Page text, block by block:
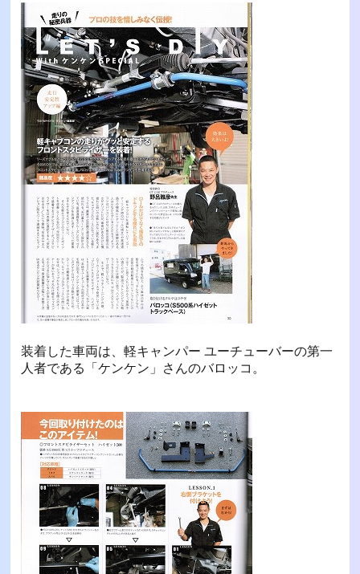
装着した車両は、軽キャンパー ユーチューバーの第一
人者である「ケンケン」さんのバロッコ。